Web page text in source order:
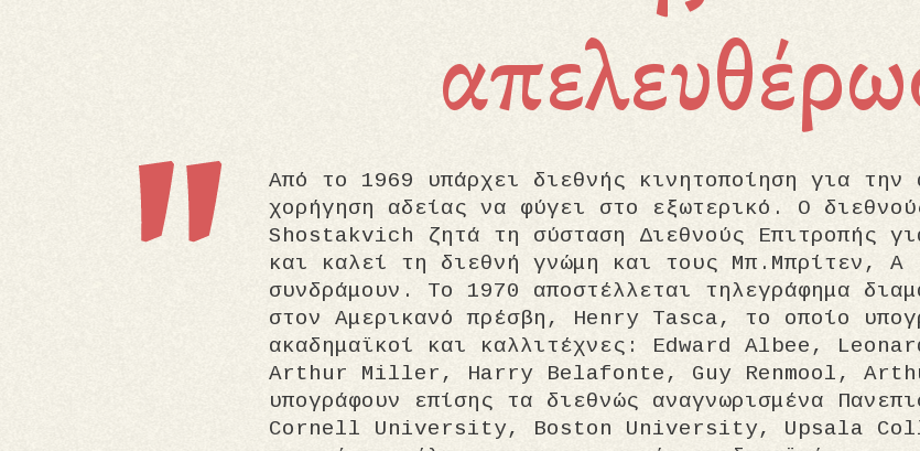
Από το 1969 υπάρχει διεθνής κινητοποίηση για την
χορήγηση αδείας να φύγει στο εξωτερικό. Ο
Shostakvich ζητά τη σύσταση Διεθνούς Επιτροπής
και καλεί τη διεθνή γνώμη και τους Μπ.Μπρίτεν, Α
συνδράμουν. Το 1970 αποστέλλεται τηλεγράφημα
στον Αμερικανό πρέσβη, Henry Tasca, το οποίο
ακαδημαϊκοί και καλλιτέχνες: Edward Albee,
Arthur Miller, Harry Belafonte, Guy Renmool,
υπογράφουν επίσης τα διεθνώς αναγνωρισμένα
Cornell University, Boston University, Upsala